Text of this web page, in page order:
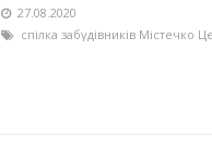
27.08.2020
спілка забудівників Містечко